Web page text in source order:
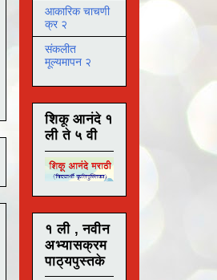
क्लिक करा .
आकारिक चाचणी
क्र २
संकलीत
मूल्यमापन २
शिकू आनंदे १
ली ते ५ वी
१ ली , नवीन
अभ्यासक्रम
पाठ्यपुस्तके